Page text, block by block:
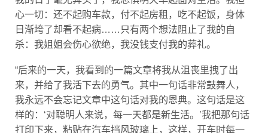
心一切：还不起购车款，付不起房租，吃不起饭，身体
日渐垮了却看不起病……只有两个想法阻止了我的自
杀：我姐姐会伤心欲绝，我没钱支付我的葬礼。
来，并给了我活下去的勇气。其中一句话非常鼓舞人，
我永远不会忘记文章中这句话对我的恩典。这句话是这
样的：‘对聪明人来说，每一天都是新生活。’我把那句话
打印下来，粘贴在汽车挡风玻璃上，这样，开车时每一